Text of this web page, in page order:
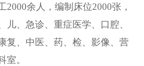
2000余人，编制床位2000张，
儿、急诊、重症医学、口腔、
复、中医、药、检、影像、营
室。